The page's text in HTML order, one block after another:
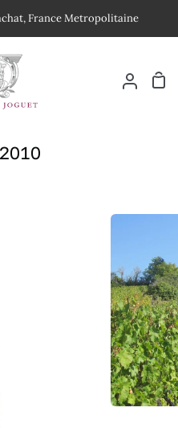
France Metropolitaine
Mon